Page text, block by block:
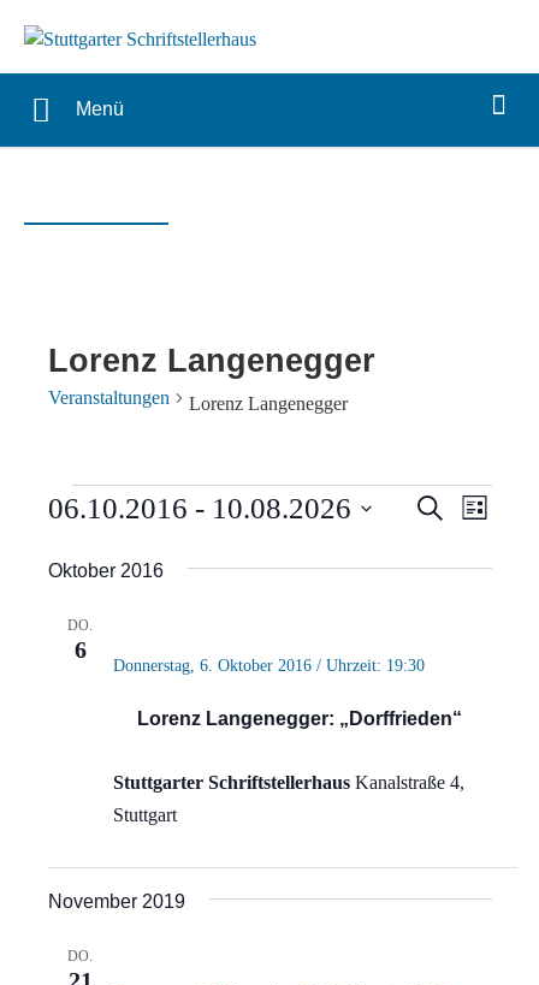
Menü
Lorenz Langenegger
Veranstaltungen Lorenz Langenegger
Veranstaltungen SucheListe
06.10.2016 - 10.08.2026
wählen.
Oktober 2016
DO.
6
Lorenz Langenegger: „Dorffrieden“
Donnerstag, 6. Oktober 2016 / Uhrzeit: 19:30
Stuttgarter Schriftstellerhaus Kanalstraße 4,
Stuttgart
November 2019
DO.